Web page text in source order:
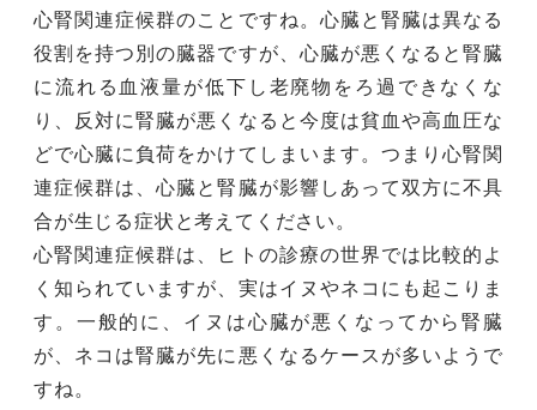
心腎関連症候群のことですね。心臓と腎臓は異なる
役割を持つ別の臓器ですが、心臓が悪くなると腎臓
に流れる血液量が低下し老廃物をろ過できなくな
り、反対に腎臓が悪くなると今度は貧血や高血圧な
どで心臓に負荷をかけてしまいます。つまり心腎関
連症候群は、心臓と腎臓が影響しあって双方に不具
合が生じる症状と考えてください。
心腎関連症候群は、ヒトの診療の世界では比較的よ
く知られていますが、実はイヌやネコにも起こりま
す。一般的に、イヌは心臓が悪くなってから腎臓
が、ネコは腎臓が先に悪くなるケースが多いようで
すね。